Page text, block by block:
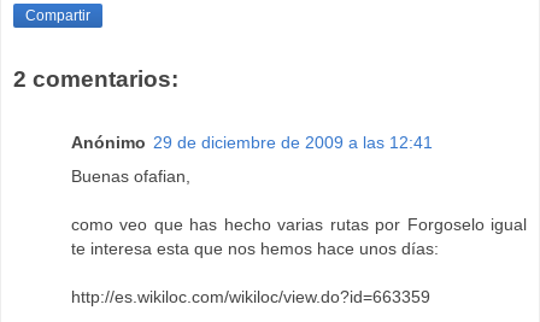
Compartir
2 comentarios:
Anónimo 29 de diciembre de 2009 a las 12:41
Buenas ofafian,
como veo que has hecho varias rutas por Forgoselo igual
te interesa esta que nos hemos hace unos días:
http://es.wikiloc.com/wikiloc/view.do?id=663359